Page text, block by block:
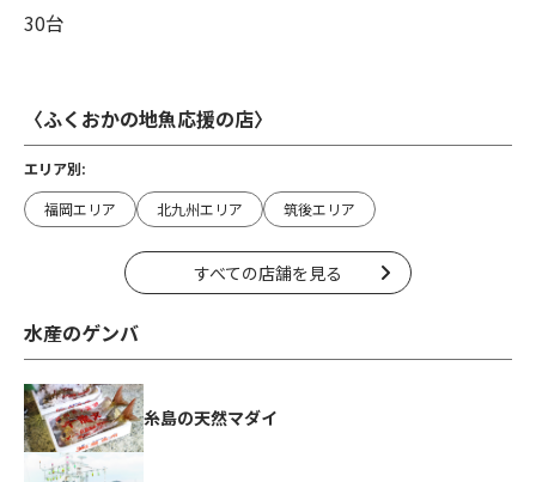
30台
〈ふくおかの地魚応援の店〉
エリア別:
福岡エリア
北九州エリア 筑後エリア
すべての店舗を見る
水産のゲンバ
糸島の天然マダイ